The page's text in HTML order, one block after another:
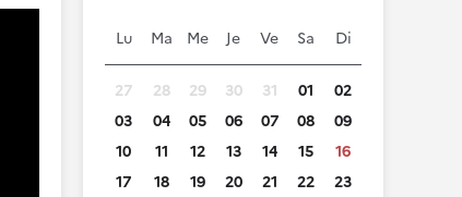
Lu Ma Me Je Ve Sa Di
27 28 29 30 31 01
02
03
04 05 06 07 08
09
10
11 12 13 14 15
16
17
18 19 20 21 22
23